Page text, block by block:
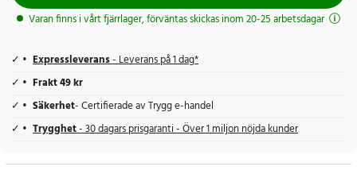
Varan finns i vårt fjärrlager, förväntas skickas inom 20-25 arbetsdagar
Expressleverans- Leverans på 1 dag*
Frakt 49 kr
Säkerhet- Certifierade av Trygg e-handel
Trygghet- 30 dagars prisgaranti - Över 1 miljon nöjda kunder